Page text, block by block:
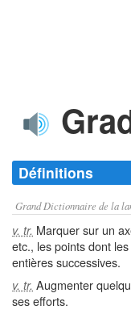
Définitions
Grand Dictionnaire de la
v. tr. Marquer sur un
etc., les points dont
entières successives.
v. tr. Augmenter
ses efforts.